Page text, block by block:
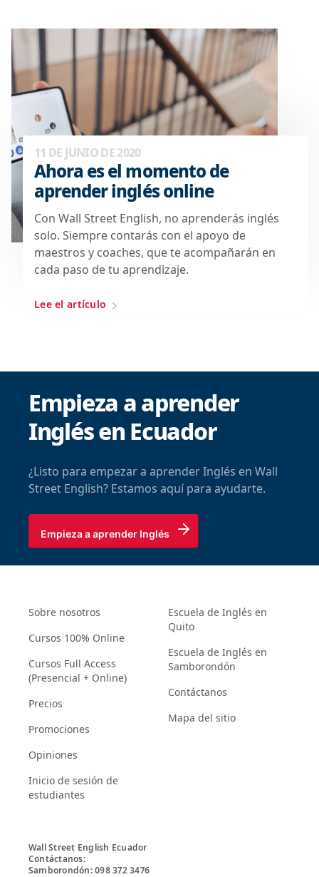
11 DE JUNIO DE 2020
Ahora es el momento de
aprender inglés online
Con Wall Street English, no aprenderás inglés
solo. Siempre contarás con el apoyo de
maestros y coaches, que te acompañarán en
cada paso de tu aprendizaje.
Lee el artículo
Empieza a aprender
Inglés en Ecuador
¿Listo para empezar a aprender Inglés en Wall
Street English? Estamos aquí para ayudarte.
Empieza a aprender Inglés
Sobre nosotros
Cursos 100% Online
Cursos Full Access
(Presencial + Online)
Precios
Promociones
Opiniones
Inicio de sesión de
estudiantes
Escuela de Inglés en
Quito
Escuela de Inglés en
Samborondón
Contáctanos
Mapa del sitio
Wall Street English Ecuador
Contáctanos:
Samborondón: 098 372 3476